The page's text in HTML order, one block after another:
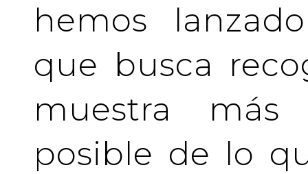
hemos
que busca
muestra
posible de lo